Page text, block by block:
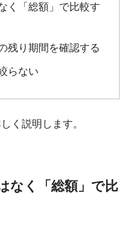
く「総額」で比較す
残り期間を確認する
らない
く説明します。
なく「総額」で比